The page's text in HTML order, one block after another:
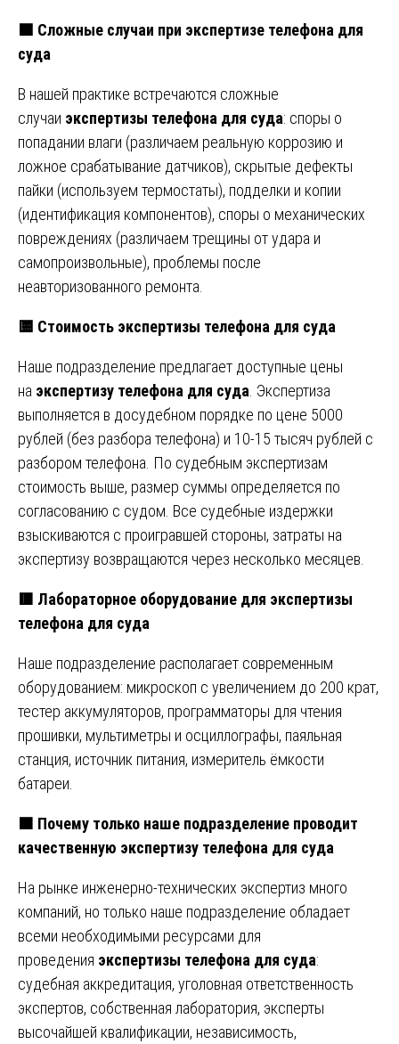
🟩 Сложные случаи при экспертизе телефона для
суда
В нашей практике встречаются сложные
случаи экспертизы телефона для суда: споры о
попадании влаги (различаем реальную коррозию и
ложное срабатывание датчиков), скрытые дефекты
пайки (используем термостаты), подделки и копии
(идентификация компонентов), споры о механических
повреждениях (различаем трещины от удара и
самопроизвольные), проблемы после
неавторизованного ремонта.
🟨 Стоимость экспертизы телефона для суда
Наше подразделение предлагает доступные цены
на экспертизу телефона для суда . Экспертиза
выполняется в досудебном порядке по цене 5000
рублей (без разбора телефона) и 10-15 тысяч рублей с
разбором телефона. По судебным экспертизам
стоимость выше, размер суммы определяется по
согласованию с судом. Все судебные издержки
взыскиваются с проигравшей стороны, затраты на
экспертизу возвращаются через несколько месяцев.
🟥 Лабораторное оборудование для экспертизы
телефона для суда
Наше подразделение располагает современным
оборудованием: микроскоп с увеличением до 200 крат,
тестер аккумуляторов, программаторы для чтения
прошивки, мультиметры и осциллографы, паяльная
станция, источник питания, измеритель ёмкости
батареи.
🟧 Почему только наше подразделение проводит
качественную экспертизу телефона для суда
На рынке инженерно-технических экспертиз много
компаний, но только наше подразделение обладает
всеми необходимыми ресурсами для
проведения экспертизы телефона для суда:
судебная аккредитация, уголовная ответственность
экспертов, собственная лаборатория, эксперты
высочайшей квалификации, независимость,